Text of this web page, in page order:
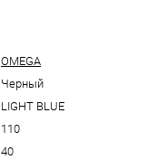
OMEGA
Черный
LIGHT BLUE
110
40